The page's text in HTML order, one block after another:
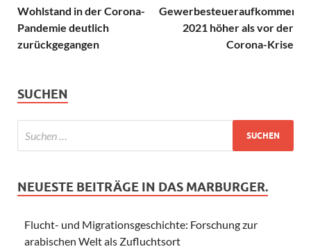
Wohlstand in der Corona-
Pandemie deutlich
zurückgegangen
Gewerbesteueraufkommen
2021 höher als vor der
Corona-Krise
SUCHEN
NEUESTE BEITRÄGE IN DAS MARBURGER.
Flucht- und Migrationsgeschichte: Forschung zur
arabischen Welt als Zufluchtsort